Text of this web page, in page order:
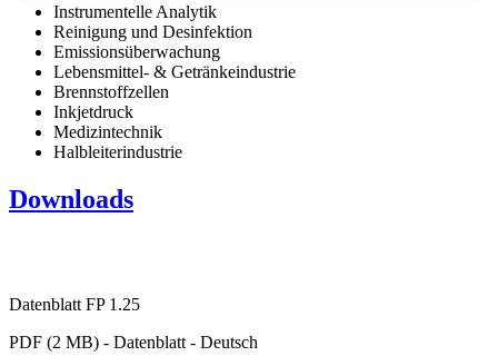
Instrumentelle Analytik
Reinigung und Desinfektion
Emissionsüberwachung
Lebensmittel- & Getränkeindustrie
Brennstoffzellen
Inkjetdruck
Medizintechnik
Halbleiterindustrie
Downloads
Datenblatt FP 1.25
PDF (2 MB) - Datenblatt - Deutsch